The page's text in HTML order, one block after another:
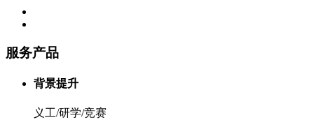
服务产品
背景提升
义工/研学/竞赛